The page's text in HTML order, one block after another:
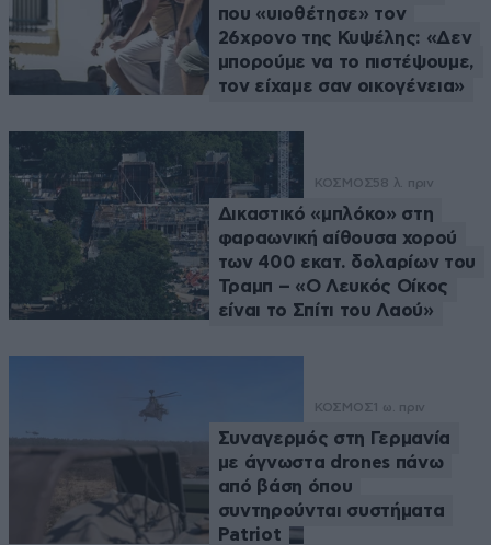
που «υιοθέτησε» τον
26χρονο της Κυψέλης: «Δεν
μπορούμε να το πιστέψουμε,
τον είχαμε σαν οικογένεια»
ΚΟΣΜΟΣ58 λ. πριν
Δικαστικό «μπλόκο» στη
φαραωνική αίθουσα χορού
των 400 εκατ. δολαρίων του
Τραμπ – «Ο Λευκός Οίκος
είναι το Σπίτι του Λαού»
ΚΟΣΜΟΣ 1 ω. πριν
Συναγερμός στη Γερμανία
με άγνωστα drones πάνω
από βάση όπου
συντηρούνται συστήματα
Patriot